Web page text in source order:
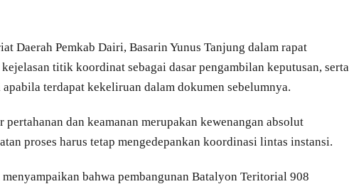
Daerah Pemkab Dairi, Basarin Yunus Tanjung dalam rapat
titik koordinat sebagai dasar pengambilan keputusan, serta
terdapat kekeliruan dalam dokumen sebelumnya.
dan keamanan merupakan kewenangan absolut
proses harus tetap mengedepankan koordinasi lintas instansi.
bahwa pembangunan Batalyon Teritorial 908